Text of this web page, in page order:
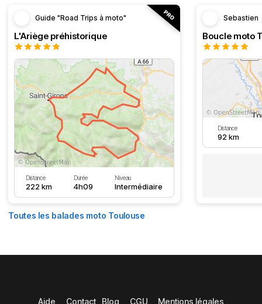
Guide "Road Trips à moto"
L'Ariège préhistorique
Distance
222 km
Durée
4h09
Niveau
Intermédiaire
Sebastien
Distance
92 km
Toutes les balades moto Toulouse
Aide Contact Blog CGU Mentions légales